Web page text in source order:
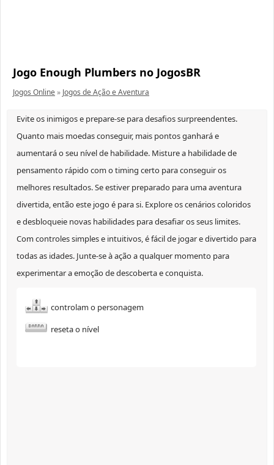
Jogo Enough Plumbers no JogosBR
Jogos Online» Jogos de Ação e Aventura
Evite os inimigos e prepare-se para desafios surpreendentes.
Quanto mais moedas conseguir, mais pontos ganhará e
aumentará o seu nível de habilidade. Misture a habilidade de
pensamento rápido com o timing certo para conseguir os
melhores resultados. Se estiver preparado para uma aventura
divertida, então este jogo é para si. Explore os cenários coloridos
e desbloqueie novas habilidades para desafiar os seus limites.
Com controles simples e intuitivos, é fácil de jogar e divertido para
todas as idades. Junte-se à ação a qualquer momento para
experimentar a emoção de descoberta e conquista.
controlam o personagem
reseta o nível